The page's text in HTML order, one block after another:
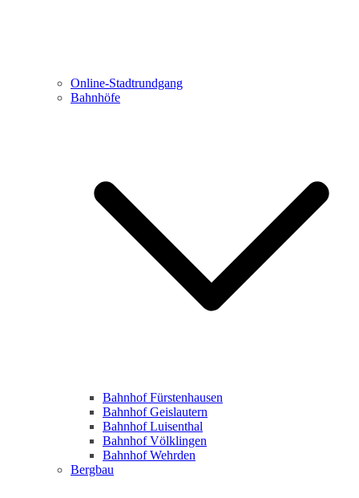
Online-Stadtrundgang
Bahnhöfe
Bahnhof Fürstenhausen
Bahnhof Geislautern
Bahnhof Luisenthal
Bahnhof Völklingen
Bahnhof Wehrden
Bergbau